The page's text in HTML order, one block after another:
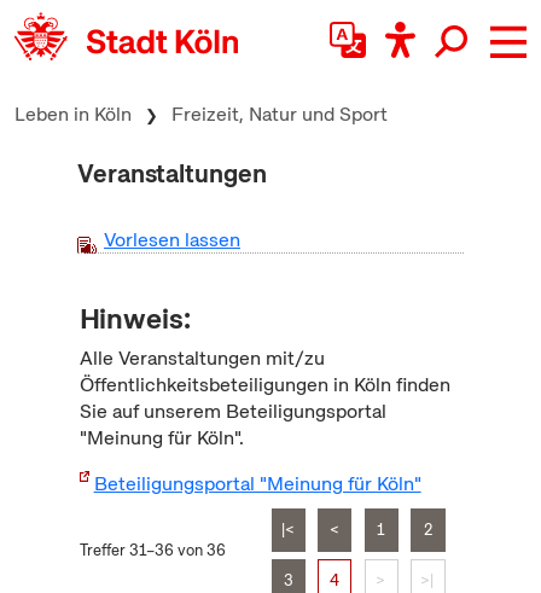
zum Inhalt springen
Leben in Köln Freizeit, Natur und Sport
Veranstaltungen
Vorlesen lassen
Hinweis:
Alle Veranstaltungen mit/zu
Öffentlichkeitsbeteiligungen in Köln finden
Sie auf unserem Beteiligungsportal
"Meinung für Köln".
Beteiligungsportal "Meinung für Köln"
Treffer 31–36 von 36
|< < 1 2
3 4 > >|